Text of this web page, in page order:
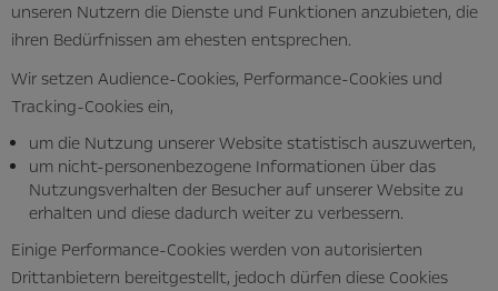
unseren Nutzern die Dienste und Funktionen anzubieten, die
ihren Bedürfnissen am ehesten entsprechen.
Wir setzen Audience-Cookies, Performance-Cookies und
Tracking-Cookies ein,
um die Nutzung unserer Website statistisch auszuwerten,
um nicht-personenbezogene Informationen über das
Nutzungsverhalten der Besucher auf unserer Website zu
erhalten und diese dadurch weiter zu verbessern.
Einige Performance-Cookies werden von autorisierten
Drittanbietern bereitgestellt, jedoch dürfen diese Cookies